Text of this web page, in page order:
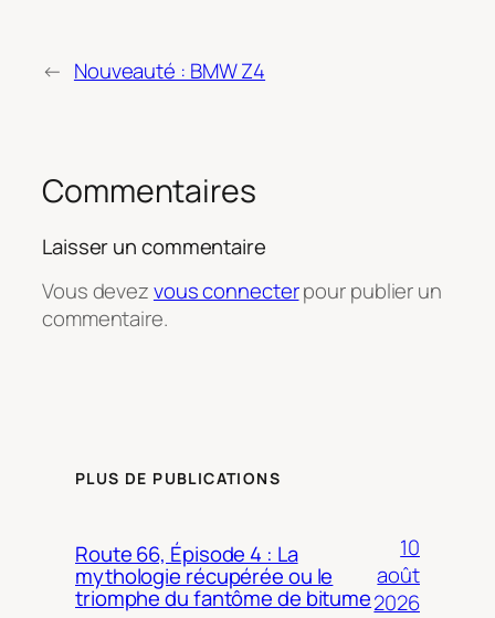
← Nouveauté : BMW Z4
Commentaires
Laisser un commentaire
Vous devezvous connecterpour publier un
commentaire.
PLUS DE PUBLICATIONS
Route 66, Épisode 4 : La
mythologie récupérée ou le
triomphe du fantôme de bitume
10
août
2026